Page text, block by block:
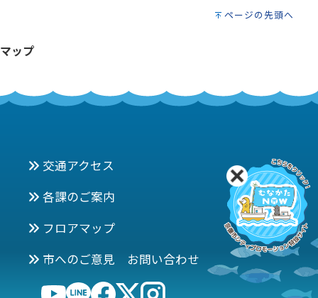
ページの先頭へ
ップ
交通アクセス
各課のご案内
フロアマップ
市へのご意見 お問い合わせ